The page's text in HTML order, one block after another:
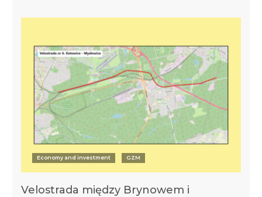
Economy and investment GZM
Velostrada między Brynowem i